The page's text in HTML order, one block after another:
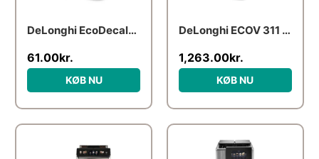
DeLonghi EcoDecalk – 500 ml
61.00kr.
KØB NU
DeLonghi ECOV 311 Black
1,263.00kr.
KØB NU